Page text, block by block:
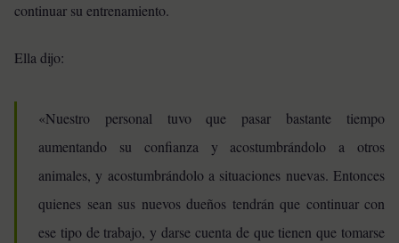
continuar su entrenamiento.
Ella dijo:
«Nuestro personal tuvo que pasar bastante tiempo
aumentando su confianza y acostumbrándolo a otros
animales, y acostumbrándolo a situaciones nuevas. Entonces
quienes sean sus nuevos dueños tendrán que continuar con
ese tipo de trabajo, y darse cuenta de que tienen que tomarse